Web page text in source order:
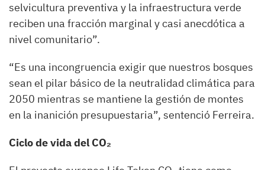
selvicultura preventiva y la infraestructura verde
reciben una fracción marginal y casi anecdótica a
nivel comunitario”.
“Es una incongruencia exigir que nuestros bosques
sean el pilar básico de la neutralidad climática para
2050 mientras se mantiene la gestión de montes
en la inanición presupuestaria”, sentenció Ferreira.
Ciclo de vida del CO₂